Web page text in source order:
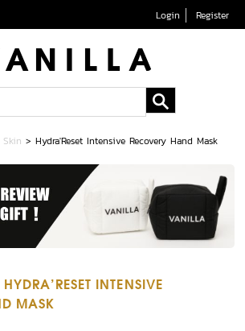
Login Register
Skin >Hydra'Reset Intensive Recovery Hand Mask
HYDRA'RESET INTENSIVE
MASK